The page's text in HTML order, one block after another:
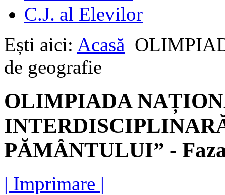
C.J. al Elevilor
Ești aici: Acasă
de geografie
OLIMPIADA
PĂMÂNTULUI” -
| Imprimare |